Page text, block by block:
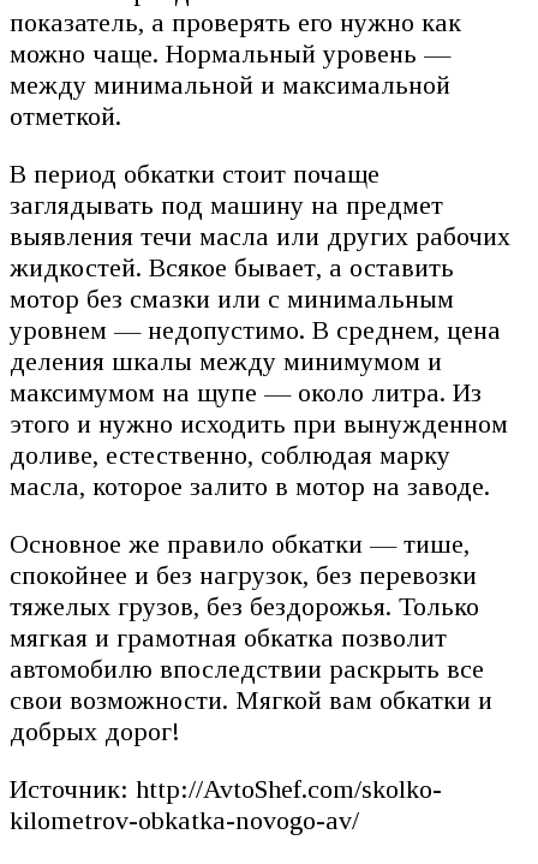
показатель, а проверять его нужно как
можно чаще. Нормальный уровень —
между минимальной и максимальной
отметкой.
В период обкатки стоит почаще
заглядывать под машину на предмет
выявления течи масла или других рабочих
жидкостей. Всякое бывает, а оставить
мотор без смазки или с минимальным
уровнем — недопустимо. В среднем, цена
деления шкалы между минимумом и
максимумом на щупе — около литра. Из
этого и нужно исходить при вынужденном
доливе, естественно, соблюдая марку
масла, которое залито в мотор на заводе.
Основное же правило обкатки — тише,
спокойнее и без нагрузок, без перевозки
тяжелых грузов, без бездорожья. Только
мягкая и грамотная обкатка позволит
автомобилю впоследствии раскрыть все
свои возможности. Мягкой вам обкатки и
добрых дорог!
Источник: http://AvtoShef.com/skolko-
kilometrov-obkatka-novogo-av/